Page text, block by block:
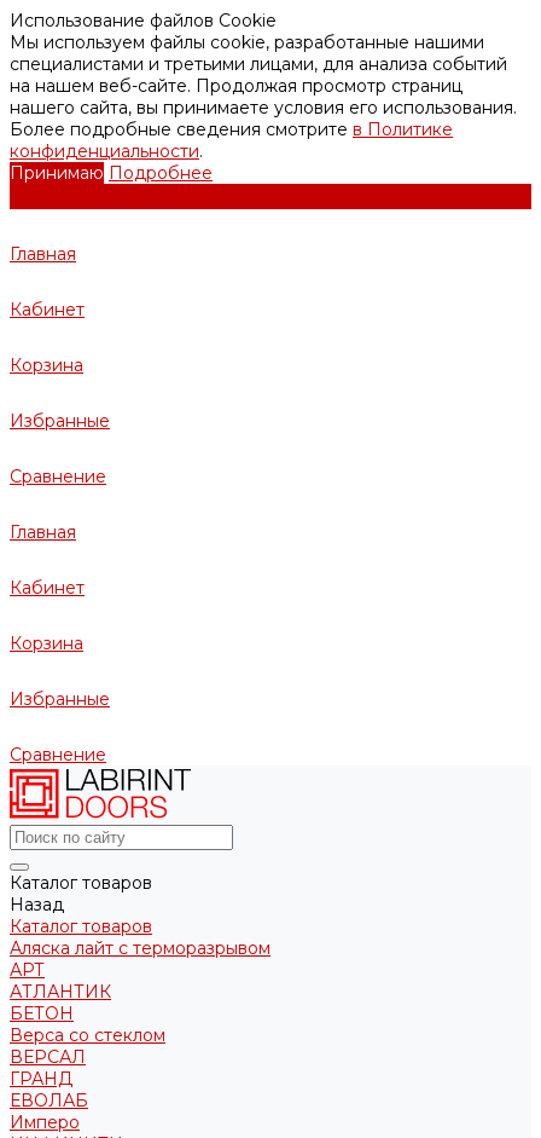
Использование файлов Cookie
Мы используем файлы cookie, разработанные нашими
специалистами и третьими лицами, для анализа событий
на нашем веб-сайте. Продолжая просмотр страниц
нашего сайта, вы принимаете условия его использования.
Более подробные сведения смотрите в Политике
конфиденциальности.
Принимаю Подробнее
Главная
Кабинет
Корзина
Избранные
Сравнение
Главная
Кабинет
Корзина
Избранные
Сравнение
Каталог товаров
Назад
Каталог товаров
Аляска лайт с терморазрывом
АРТ
АТЛАНТИК
БЕТОН
Верса со стеклом
ВЕРСАЛ
ГРАНД
ЕВОЛАБ
Имперо